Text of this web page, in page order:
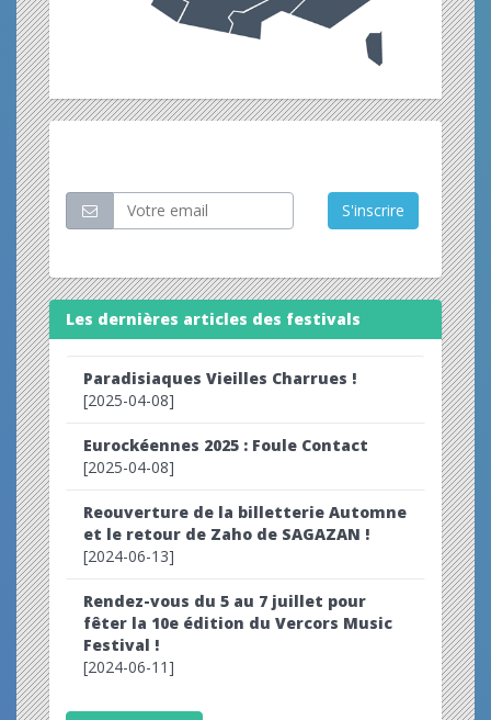
S'inscrire
Les dernières articles des festivals
Paradisiaques Vieilles Charrues !
[2025-04-08]
Eurockéennes 2025 : Foule Contact
[2025-04-08]
Reouverture de la billetterie Automne
et le retour de Zaho de SAGAZAN !
[2024-06-13]
Rendez-vous du 5 au 7 juillet pour
fêter la 10e édition du Vercors Music
Festival !
[2024-06-11]